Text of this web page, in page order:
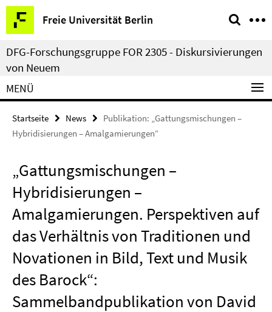
Springe
direkt
zu
Inhalt
Freie Universität Berlin
Service-
Navigation
DFG-Forschungsgruppe FOR 2305 - Diskursivierungen
von Neuem
MENÜ
Startseite News
Publikation: „Gattungsmischungen –
Hybridisierungen – Amalgamierungen“
„Gattungsmischungen –
Hybridisierungen –
Amalgamierungen. Perspektiven auf
das Verhältnis von Traditionen und
Novationen in Bild, Text und Musik
des Barock“:
Sammelbandpublikation von David